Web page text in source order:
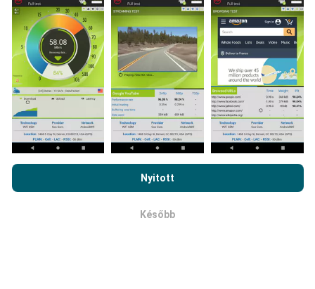
részt venni is szeretne, csak annyit kell tennie, hogy
töltse le az nPerf alkalmazást okostelefonjára.
Minél
több adat van, annál átfogóbb lesz a térkép!
Hogyan készülnek a frissítések?
A hálózati lefedettség térképeit automatikusan bot
frissíti óránként. A sebességtérképeket15
meg. Két év elteltével a legrégebbi adatokat havonta
Nyitott
Később
használatára vonatkozó irányelveinket
tesztvégfelhasználói licencszerződést.
OK